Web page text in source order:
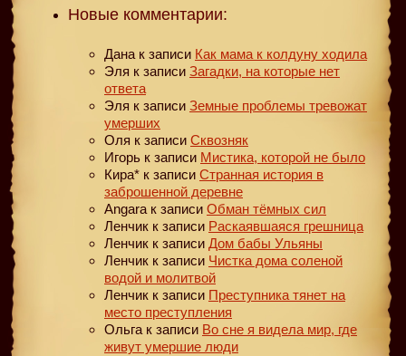
Новые комментарии:
Дана к записи Как мама к колдуну ходила
Эля к записи Загадки, на которые нет
ответа
Эля к записи Земные проблемы тревожат
умерших
Оля к записи Сквозняк
Игорь к записи Мистика, которой не было
Кира* к записи Странная история в
заброшенной деревне
Angara к записи Обман тёмных сил
Ленчик к записи Раскаявшаяся грешница
Ленчик к записи Дом бабы Ульяны
Ленчик к записи Чистка дома соленой
водой и молитвой
Ленчик к записи Преступника тянет на
место преступления
Ольга к записи Во сне я видела мир, где
живут умершие люди